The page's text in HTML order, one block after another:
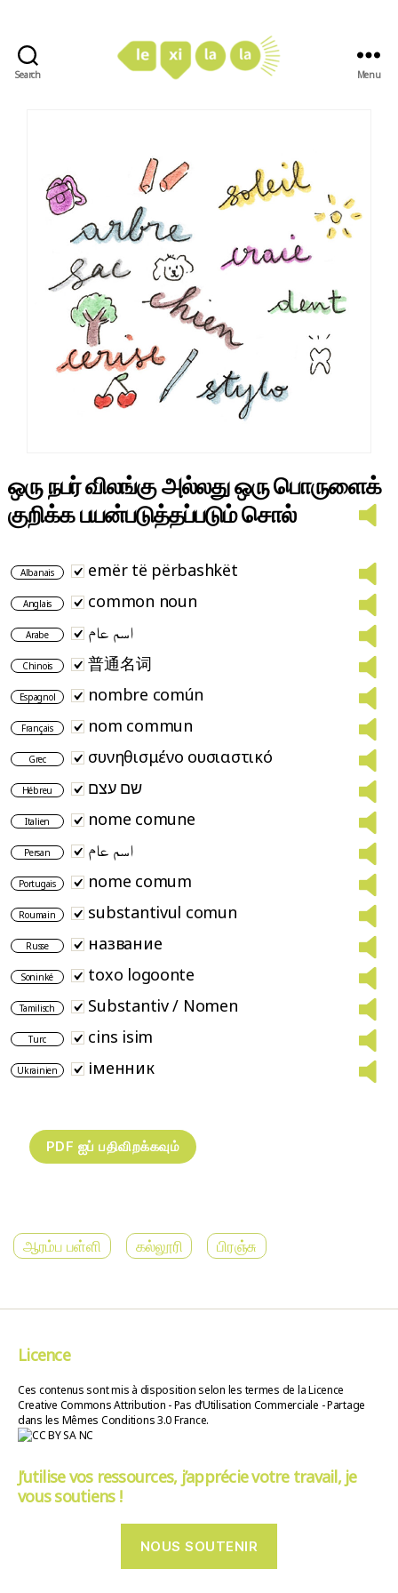
Search Menu
ஒரு நபர் விலங்கு அல்லது ஒரு பொருளைக்
குறிக்க பயன்படுத்தப்படும் சொல்
Albanais emër të përbashkët
Anglais common noun
Arabe اسم عام
Chinois 普通名词
Espagnol nombre común
Français nom commun
Grec συνηθισμένο ουσιαστικό
Hébreu שם עצם
Italien nome comune
Persan اسم عام
Portugais nome comum
Roumain substantivul comun
Russe название
Soninké toxo logoonte
Tamilisch Substantiv / Nomen
Turc cins isim
Ukrainien іменник
ஆரம்ப பள்ளி கல்லூரி பிரஞ்சு
Licence
Ces contenus sont mis à disposition selon les termes de la Licence
Creative Commons Attribution - Pas d’Utilisation Commerciale - Partage
dans les Mêmes Conditions 3.0 France.
J’utilise vos ressources, j’apprécie votre travail, je
vous soutiens !
NOUS SOUTENIR